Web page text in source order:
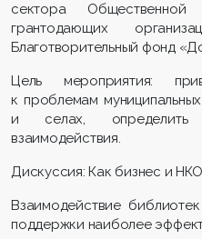
сектора
грантодающих
Благотворительный фонд
Цель мероприятия:
к проблемам
и селах, определить
взаимодействия.
Дискуссия: Как бизнес и
Взаимодействие
поддержки наиболее